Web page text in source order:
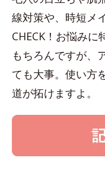
線対策や、時短メ
CHECK！お悩み
もちろんですが、
ても大事。使い方
道が拓けますよ。